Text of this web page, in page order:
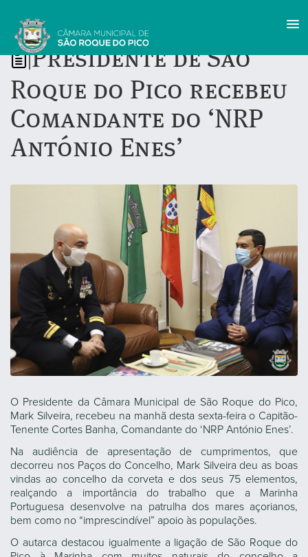
Presidente de São
Roque do Pico recebeu
Comandante do ‘NRP
António Enes’
O Presidente da Câmara Municipal de São Roque do Pico,
Mark Silveira, recebeu na manhã desta sexta-feira o Capitão-
Tenente Cortes Banha, Comandante do ‘NRP António Enes’.
Na audiência de apresentação de cumprimentos, que
decorreu nos Paços do Concelho, Mark Silveira deu as boas
vindas ao concelho da corveta e dos seus 75 elementos,
realçando a importância do trabalho que a Marinha
Portuguesa desenvolve na patrulha dos mares açorianos,
bem como no “imprescindível” apoio às populações.
O autarca destacou igualmente a ligação de São Roque do